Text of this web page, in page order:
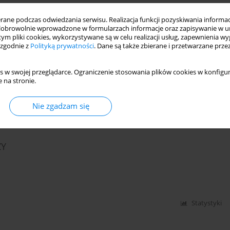
podczas odwiedzania serwisu. Realizacja funkcji pozyskiwania
wprowadzone w formularzach informacje oraz zapisywanie w
pliki cookies, wykorzystywane są w celu realizacji usług, zapewnienia
z Polityką prywatności. Dane są także zbierane i przetwarzane
w swojej przeglądarce. Ograniczenie stosowania plików cookies w
na stronie.
Nie zgadzam się
UWARUNKOWANIA ZAWODU NAUCZYCIEL.
Statystyki